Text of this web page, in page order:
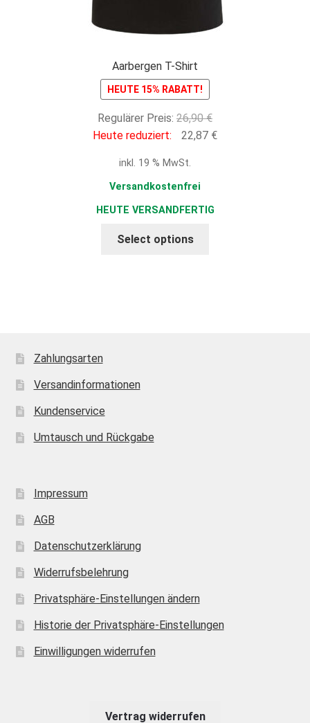
Aarbergen T-Shirt
HEUTE 15% RABATT!
Regulärer Preis: 26,90€Ursprünglicher
Preis
Heute reduziert: 22,87 €Aktueller
inkl. 19 % MwSt.
Versandkostenfrei
HEUTE VERSANDFERTIG
Select options
Zahlungsarten
Versandinformationen
Kundenservice
Umtausch und Rückgabe
Impressum
AGB
Datenschutzerklärung
Widerrufsbelehrung
Privatsphäre-Einstellungen ändern
Historie der Privatsphäre-Einstellungen
Einwilligungen widerrufen
Vertrag widerrufen